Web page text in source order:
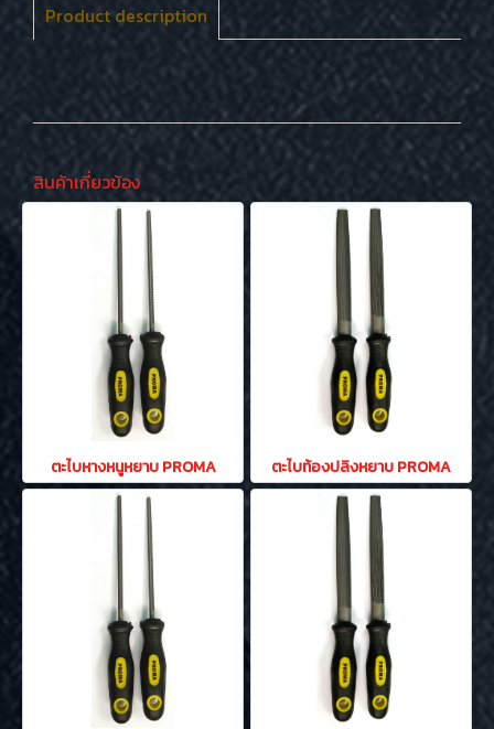
Product description
สินค้าเกี่ยวข้อง
ตะไบหางหนูหยาบ PROMA ตะไบท้องปลิงหยาบ PROMA